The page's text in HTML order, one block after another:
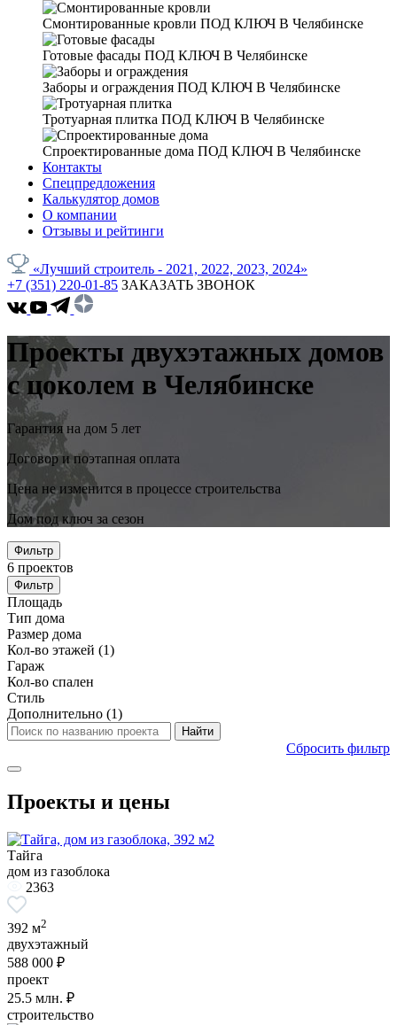
Смонтированные кровли ПОД КЛЮЧ В Челябинске
Готовые фасады ПОД КЛЮЧ В Челябинске
Заборы и ограждения ПОД КЛЮЧ В Челябинске
Тротуарная плитка ПОД КЛЮЧ В Челябинске
Спроектированные дома ПОД КЛЮЧ В Челябинске
Контакты
Спецпредложения
Калькулятор домов
О компании
Отзывы и рейтинги
«Лучший строитель - 2021, 2022, 2023, 2024»
+7 (351) 220-01-85 ЗАКАЗАТЬ ЗВОНОК
Проекты двухэтажных домов
с цоколем в Челябинске
Гарантия на дом 5 лет
Договор и поэтапная оплата
Цена не изменится в процессе строительства
Дом под ключ за сезон
Фильтр
6 проектов
Фильтр
Площадь
Тип дома
Размер дома
Кол-во этажей (1)
Гараж
Кол-во спален
Стиль
Дополнительно (1)
Сбросить фильтр
Проекты и цены
Тайга
дом из газоблока
2363
392 м2
двухэтажный
588 000 ₽
проект
25.5 млн. ₽
строительство